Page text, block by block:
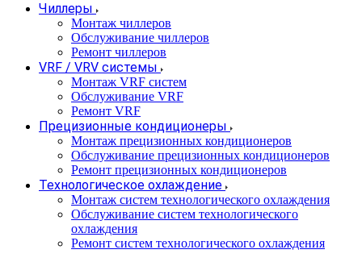
Чиллеры
Монтаж чиллеров
Обслуживание чиллеров
Ремонт чиллеров
VRF / VRV системы
Монтаж VRF систем
Обслуживание VRF
Ремонт VRF
Прецизионные кондиционеры
Монтаж прецизионных кондиционеров
Обслуживание прецизионных кондиционеров
Ремонт прецизионных кондиционеров
Технологическое охлаждение
Монтаж систем технологического охлаждения
Обслуживание систем технологического
охлаждения
Ремонт систем технологического охлаждения